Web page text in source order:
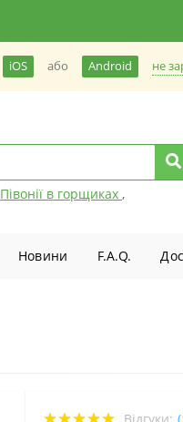
iOS або Android не
Півонії в горщиках ,
Новини F.A.Q.